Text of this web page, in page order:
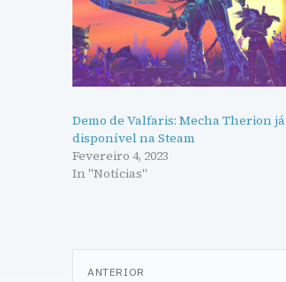
Demo de Valfaris: Mecha Therion já
disponível na Steam
Fevereiro 4, 2023
In "Notícias"
Navegação
ANTERIOR